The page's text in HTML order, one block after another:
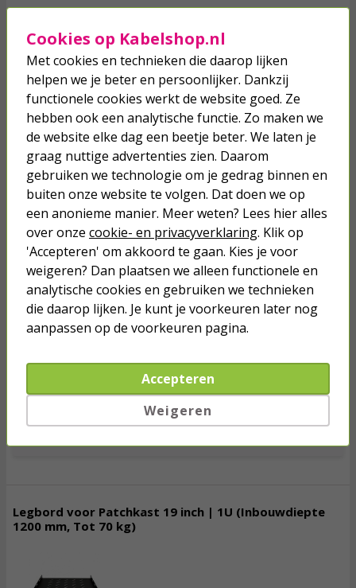
vergroten
74,
incl. btw
Op voorraad Toevoegen
Legbord voor Patchkast 19 inch | 1U (Inbouwdiepte
1200 mm, Tot 120 kg)
89,
95
Op voorraad Toevoegen
Legbord voor Patchkast 19 inch | 1U (Inbouwdiepte
1200 mm, Tot 70 kg)
Cookies op Kabelshop.nl
Met cookies en technieken die daarop lijken
helpen we je beter en persoonlijker. Dankzij
functionele cookies werkt de website goed. Ze
hebben ook een analytische functie. Zo maken we
de website elke dag een beetje beter. We laten je
graag nuttige advertenties zien. Daarom
gebruiken we technologie om je gedrag binnen en
buiten onze website te volgen. Dat doen we op
een anonieme manier. Meer weten? Lees hier alles
over onze cookie- en privacyverklaring. Klik op
'Accepteren' om akkoord te gaan. Kies je voor
weigeren? Dan plaatsen we alleen functionele en
analytische cookies en gebruiken we technieken
die daarop lijken. Je kunt je voorkeuren later nog
aanpassen op de voorkeuren pagina.
Accepteren
Weigeren